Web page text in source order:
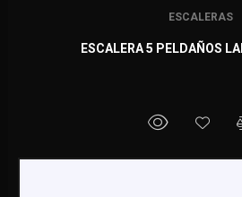
ESCALERAS
ESCALERA 5 PELDAÑOS